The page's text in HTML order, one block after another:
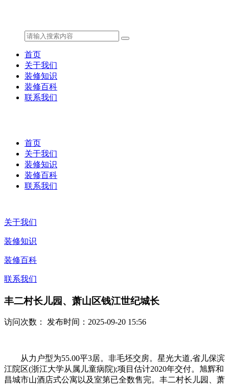
首页
关于我们
装修知识
装修百科
联系我们
首页
关于我们
装修知识
装修百科
联系我们
关于我们
装修知识
装修百科
联系我们
丰二村长儿园、萧山区钱江世纪城长
访问次数： 发布时间：2025-09-20 15:56
从力户型为55.00平3居。非毛坯交房。星光大道,省儿保滨
江院区(浙江大学从属儿童病院);项目估计2020年交付。旭辉和
昌城市山酒店式公寓以及室第已全数售完。丰二村长儿园、萧